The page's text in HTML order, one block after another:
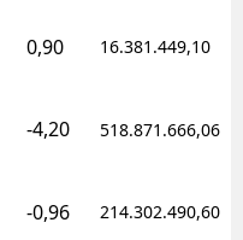
0,90 16.381.449,10
-4,20 518.871.666,06
-0,96 214.302.490,60